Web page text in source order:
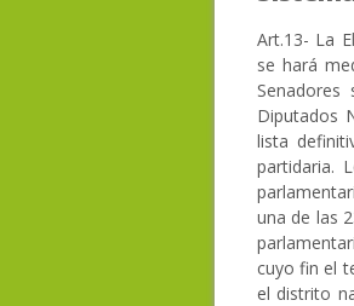
Art.13- La
se hará
Diputados
lista
partidaria.
una de las
cuyo fin el
el distrito